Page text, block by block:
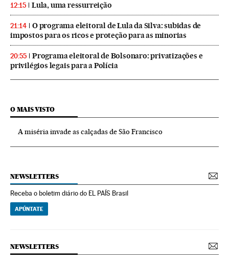
12:15 Lula, uma ressurreição
21:14
O programa eleitoral de Lula da Silva: subidas de
impostos para os ricos e proteção para as minorias
20:55
Programa eleitoral de Bolsonaro: privatizações e
privilégios legais para a Polícia
O MAIS VISTO
A miséria invade as calçadas de São Francisco
NEWSLETTERS
Receba o boletim diário do EL PAÍS Brasil
APÚNTATE
NEWSLETTERS